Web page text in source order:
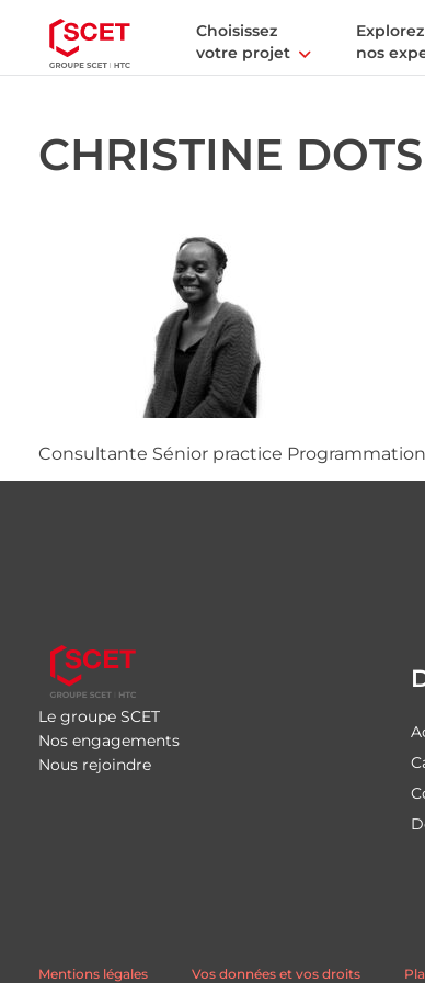
Choisissez
votre projet
Explorez
nos
CHRISTINE
Consultante Sénior practice
Le groupe SCET
Nos engagements
Nous rejoindre
Mentions légales Vos données et vos droits